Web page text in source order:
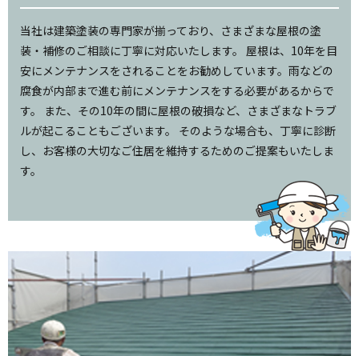
当社は建築塗装の専門家が揃っており、さまざまな屋根の塗
装・補修のご相談に丁寧に対応いたします。 屋根は、10年を目
安にメンテナンスをされることをお勧めしています。雨などの
腐食が内部まで進む前にメンテナンスをする必要があるからで
す。 また、その10年の間に屋根の破損など、さまざまなトラブ
ルが起こることもございます。 そのような場合も、丁寧に診断
し、お客様の大切なご住居を維持するためのご提案もいたしま
す。